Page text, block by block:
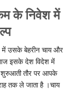
के निवेश में
में उसके बेहरीन चाय और
आज इसके देश विदेश में
तौर पर आपके
तक ले जाता है ।चाय